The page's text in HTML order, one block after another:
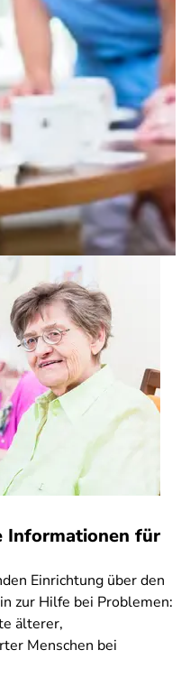
Informationen für
Einrichtung über den
zur Hilfe bei Problemen:
älterer,
Menschen bei